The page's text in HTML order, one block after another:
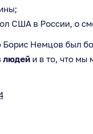
США в России, о
Борис Немцов был
людейи в то, что мы